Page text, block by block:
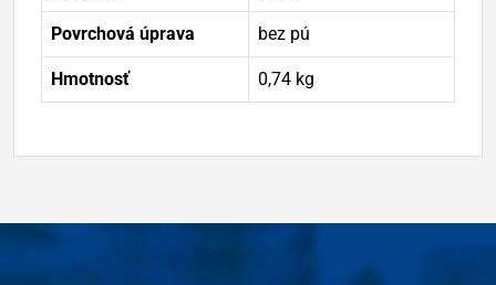
Povrchová úprava bez pú
Hmotnosť 0,74 kg